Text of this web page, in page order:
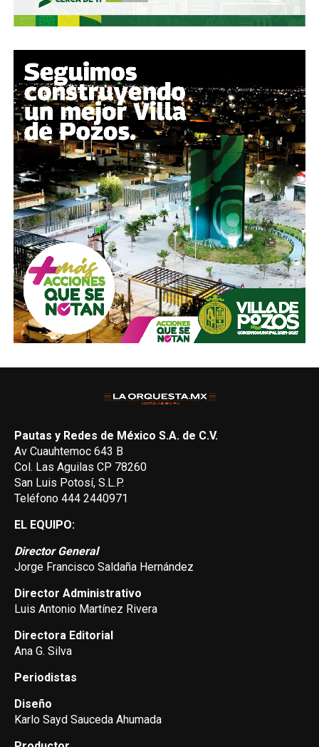
Pautas y Redes de México S.A. de C.V.
Av Cuauhtemoc 643 B
Col. Las Aguilas CP 78260
San Luis Potosí, S.L.P.
Teléfono 444 2440971
EL EQUIPO:
Director General
Jorge Francisco Saldaña Hernández
Director Administrativo
Luis Antonio Martínez Rivera
Directora Editorial
Ana G. Silva
Periodistas
Diseño
Karlo Sayd Sauceda Ahumada